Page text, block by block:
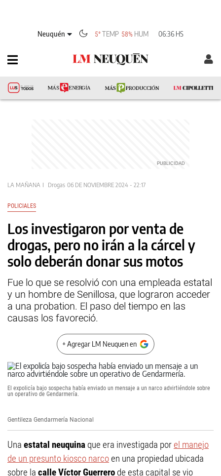
Neuquén 5° TEMP 58% HUM 06:36 HS
LA MAÑANA Drogas 06 DE NOVIEMBRE 2024 - 22:17
POLICIALES
Los investigaron por venta de
drogas, pero no irán a la cárcel y
solo deberán donar sus motos
Fue lo que se resolvió con una empleada estatal
y un hombre de Senillosa, que lograron acceder
a una probation. El paso del tiempo en las
causas los favoreció.
+ Agregar LM Neuquen en
El expolicía bajo sospecha había enviado un mensaje a un narco advirtiéndole sobre
un operativo de Gendarmería.
Gentileza Gendarmería Nacional
Una estatal neuquina que era investigada por el manejo
de un presunto kiosco narcoen una propiedad ubicada
sobre la calle Víctor Guerrero de esta capital se vio